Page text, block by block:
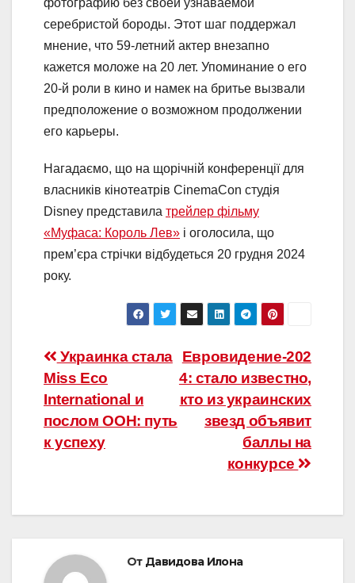
серебристой бороды. Этот шаг поддержал
мнение, что 59-летний актер внезапно
кажется моложе на 20 лет. Упоминание о его
20-й роли в кино и намек на бритье вызвали
предположение о возможном продолжении
его карьеры.
Нагадаємо, що на щорічній конференції для
власників кінотеатрів CinemaCon студія
Disney представила трейлер фільму
«Муфаса: Король Лев» і оголосила, що
прем’єра стрічки відбудеться 20 грудня 2024
року.
Навигация
по
записям
Евровидение-202
4: стало известно,
кто из украинских
звезд объявит
баллы на
конкурсе
Украинка стала
Miss Eco
International и
послом ООН: путь
к успеху
От Давидова Илона